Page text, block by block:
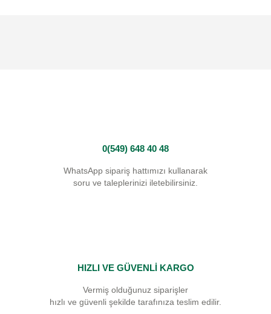
0(549) 648 40 48
WhatsApp sipariş hattımızı kullanarak
soru ve taleplerinizi iletebilirsiniz.
HIZLI VE GÜVENLİ KARGO
Vermiş olduğunuz siparişler
hızlı ve güvenli şekilde tarafınıza teslim edilir.